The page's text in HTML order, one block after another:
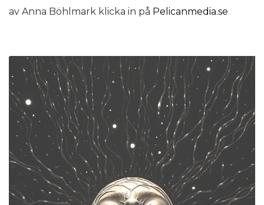
av Anna Böhlmark klicka in på Pelicanmedia.se